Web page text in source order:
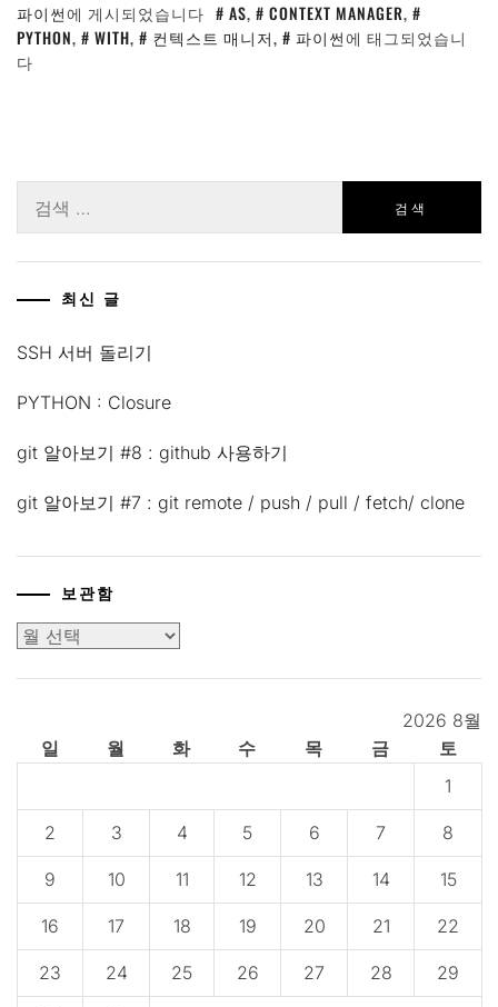
파이썬에 게시되었습니다 AS, CONTEXT MANAGER,
PYTHON, WITH, 컨텍스트 매니저, 파이썬에 태그되었습니
다
색:
최신 글
SSH 서버 돌리기
PYTHON : Closure
git 알아보기 #8 : github 사용하기
git 알아보기 #7 : git remote / push / pull / fetch/ clone
보관함
보
2026 8월
일
월 화 수 목 금
토
1
2 3 4 5 6 7 8
9 10 11 12 13 14 15
16 17 18 19 20 21 22
23 24 25 26 27 28 29